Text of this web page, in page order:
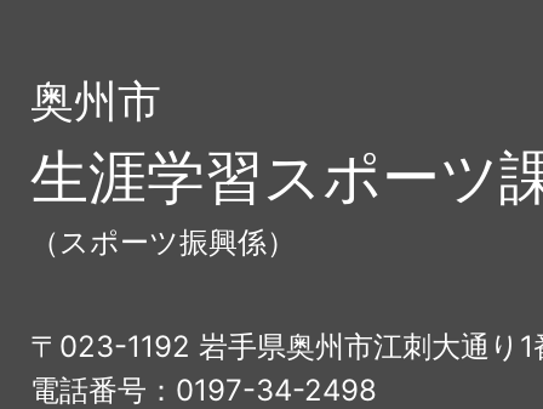
奥州市
生涯学習スポーツ
（スポーツ振興係）
〒023-1192 岩手県奥州市江刺大通り1
電話番号：0197-34-2498